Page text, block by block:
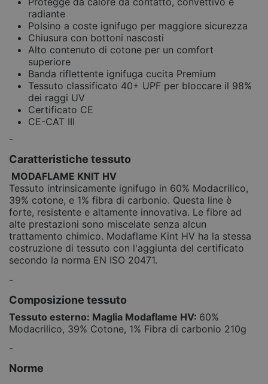
radiante
Polsino a coste ignifugo per maggiore sicurezza
Chiusura con bottoni nascosti
Alto contenuto di cotone per un comfort
superiore
Banda riflettente ignifuga cucita Premium
Tessuto classificato 40+ UPF per bloccare il 98%
dei raggi UV
Certificato CE
CE-CAT III
-
Caratteristiche tessuto
MODAFLAME KNIT HV
Tessuto intrinsicamente ignifugo in 60% Modacrilico,
39% cotone, e 1% fibra di carbonio. Questa line è
forte, resistente e altamente innovativa. Le fibre ad
alte prestazioni sono miscelate senza alcun
trattamento chimico. Modaflame Kint HV ha la stessa
costruzione di tessuto con l'aggiunta del certificato
secondo la norma EN ISO 20471.
-
Composizione tessuto
Tessuto esterno: Maglia Modaflame HV: 60%
Modacrilico, 39% Cotone, 1% Fibra di carbonio 210g
-
Norme